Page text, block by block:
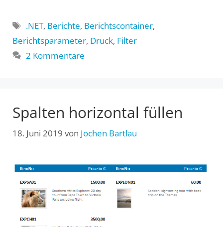
Schlagwörter
.NET, Berichte, Berichtscontainer,
Berichtsparameter, Druck, Filter
2 Kommentare
Spalten horizontal füllen
18. Juni 2019 von Jochen Bartlau